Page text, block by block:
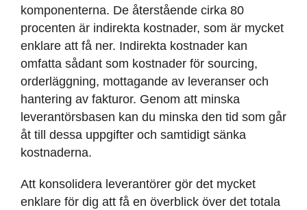
komponenterna. De återstående cirka 80
procenten är indirekta kostnader, som är mycket
enklare att få ner. Indirekta kostnader kan
omfatta sådant som kostnader för sourcing,
orderläggning, mottagande av leveranser och
hantering av fakturor. Genom att minska
leverantörsbasen kan du minska den tid som går
åt till dessa uppgifter och samtidigt sänka
kostnaderna.
Att konsolidera leverantörer gör det mycket
enklare för dig att få en överblick över det totala